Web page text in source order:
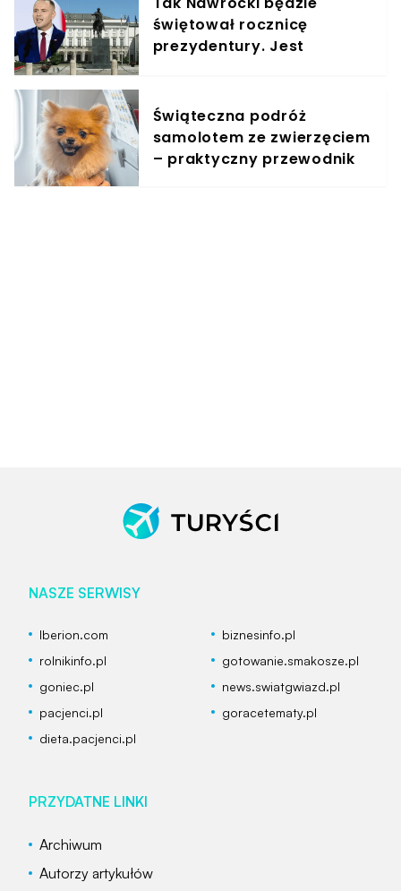
świętował rocznicę
prezydentury. Jest
Świąteczna podróż
samolotem ze zwierzęciem
– praktyczny przewodnik
NASZE SERWISY
Iberion.com
biznesinfo.pl
rolnikinfo.pl
gotowanie.smakosze.pl
goniec.pl
news.swiatgwiazd.pl
pacjenci.pl
goracetematy.pl
dieta.pacjenci.pl
PRZYDATNE LINKI
Archiwum
Autorzy artykułów